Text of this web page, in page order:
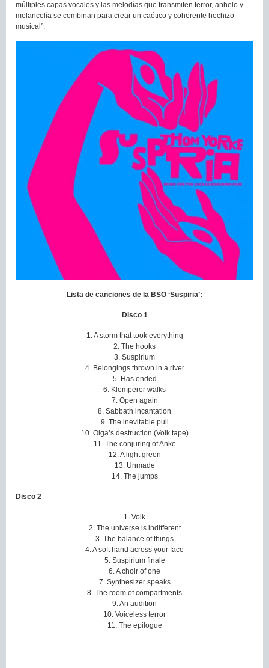
múltiples capas vocales y las melodías que transmiten terror, anhelo y
melancolía se combinan para crear un caótico y coherente hechizo
musical”.
Lista de canciones de la BSO ‘Suspiria’:
Disco 1
1. A storm that took everything
2. The hooks
3. Suspirium
4. Belongings thrown in a river
5. Has ended
6. Klemperer walks
7. Open again
8. Sabbath incantation
9. The inevitable pull
10. Olga’s destruction (Volk tape)
11. The conjuring of Anke
12. A light green
13. Unmade
14. The jumps
Disco 2
1. Volk
2. The universe is indifferent
3. The balance of things
4. A soft hand across your face
5. Suspirium finale
6. A choir of one
7. Synthesizer speaks
8. The room of compartments
9. An audition
10. Voiceless terror
11. The epilogue